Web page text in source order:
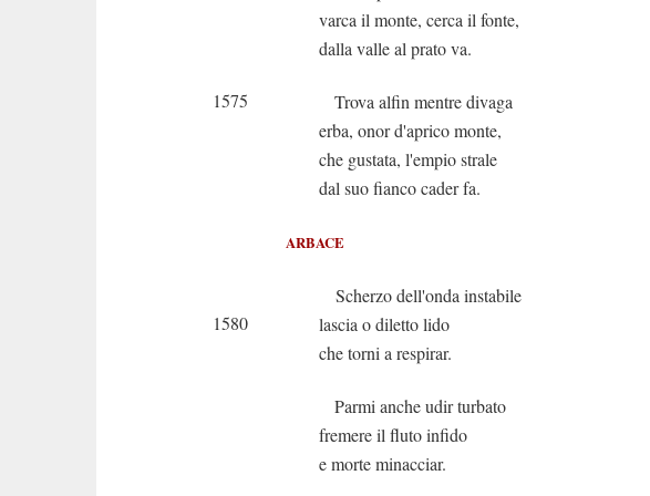
varca il monte, cerca il fonte,
dalla valle al prato va.
1575
Trova alfin mentre divaga
erba, onor d'aprico monte,
che gustata, l'empio strale
dal suo fianco cader fa.
ARBACE
Scherzo dell'onda instabile
1580
lascia o diletto lido
che torni a respirar.
Parmi anche udir turbato
fremere il fluto infido
e morte minacciar.